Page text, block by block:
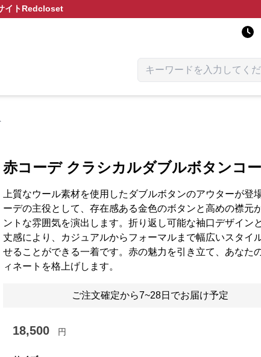
イトRedcloset
赤コーデ クラシカルダブルボタンコ
上質なウール素材を使用したダブルボタンのアウターが登
ーデの主役として、存在感ある金色のボタンと高めの襟元
ントな雰囲気を演出します。折り返し可能な袖口デザイン
丈感により、カジュアルからフォーマルまで幅広いスタイ
せることができる一着です。赤の魅力を引き立て、あなた
ィネートを格上げします。
ご注文確定から7~28日でお届け予定
18,500 円